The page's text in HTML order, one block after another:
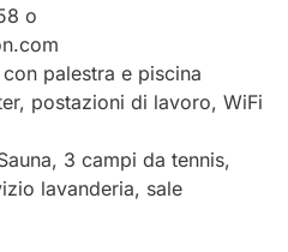
o
palestra e piscina
postazioni di lavoro, WiFi
3 campi da tennis,
lavanderia, sale